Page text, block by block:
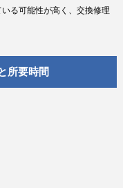
る可能性が高く、交換修理
所要時間